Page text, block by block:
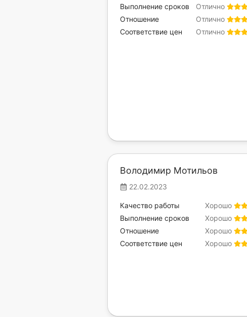
Отлично
Выполнение сроков
Отлично
Отношение
Отлично
Соответствие цен
Володимир Мотильов
22.02.2023
Хорошо
Качество работы
Хорошо
Выполнение сроков
Хорошо
Отношение
Хорошо
Соответствие цен